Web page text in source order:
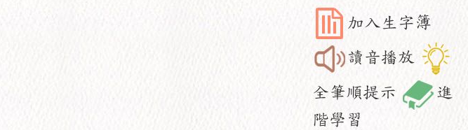
加入生字簿
讀音播放
全筆順提示
進
階學習